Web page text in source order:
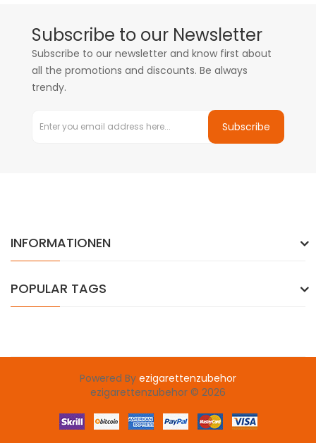
Subscribe to our Newsletter
Subscribe to our newsletter and know first about
all the promotions and discounts. Be always
trendy.
Subscribe
INFORMATIONEN
POPULAR TAGS
Powered By ezigarettenzubehor
ezigarettenzubehor © 2026
78 win